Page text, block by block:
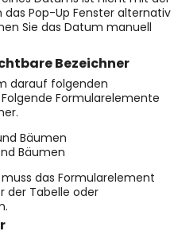
Pop-Up Fenster alternativ
Sie das Datum manuell
Bezeichner
darauf folgenden
Formularelemente
Bäumen
Bäumen
das Formularelement
der Tabelle oder